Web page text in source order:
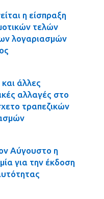
η είσπραξη
τελών
λογαριασμών
άλλες
αλλαγές στο
τραπεζικών
Αύγουστο η
για την έκδοση